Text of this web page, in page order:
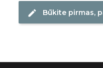
edit Būkite pirmas,